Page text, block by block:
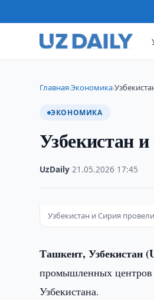
Главная›Экономика›
ЭКОНОМИКА
Узбекистан
UzDaily ·21.05.2026 17:45
Узбекистан и Сирия
Ташкент, Узбекистан
промышленных
Узбекистана.